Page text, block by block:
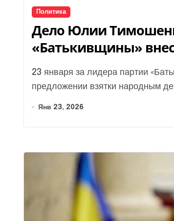
Политика
Дело Юлии
«Батькивщины»
23 января за лидера партии «Батькивщина» Юлию Тимошенко, которую подозревают в
предложении взятки народным
Янв 23, 2026